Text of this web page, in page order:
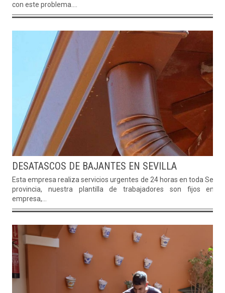
con este problema....
DESATASCOS DE BAJANTES EN SEVILLA
Esta empresa realiza servicios urgentes de 24 horas en toda Sevilla
provincia, nuestra plantilla de trabajadores son fijos en la
empresa,...